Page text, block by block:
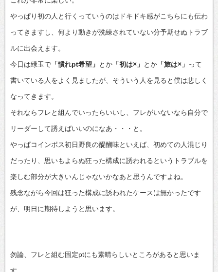
やっぱり初の人と行くっていうのはドキドキ感がこちらにも伝わ
ってきますし、何より動きが洗練されていない分予期せぬトラブ
ルに出会えます。
今日は緑玉で 「慣れpt希望」 とか 「初は×」 とか 「旅は×」 って
書いている人をよく見ましたが、そういう人を見ると僕は悲しく
なってきます。
それならフレと組んでいったらいいし、フレがいないなら自分で
リーダーして誘えばいいのになあ・・・と。
やっぱコインボス初日野良の醍醐味といえば、初めての人混じり
だったり、思いもよらぬ狂った構成に誘われるというトラブルを
楽しむ部分が大きいんじゃないかなあと思うんですよね。
残念ながら今回は狂った構成に誘われたケースは無かったです
が、明日に期待しようと思います。
勿論、フレと組む固定ptにも素晴らしいところがあると思いま